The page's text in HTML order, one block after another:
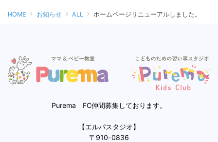
HOME お知らせ ALL ホームページリニューアルしました。
Purema FC仲間募集しております。
【エルパスタジオ】
〒910-0836